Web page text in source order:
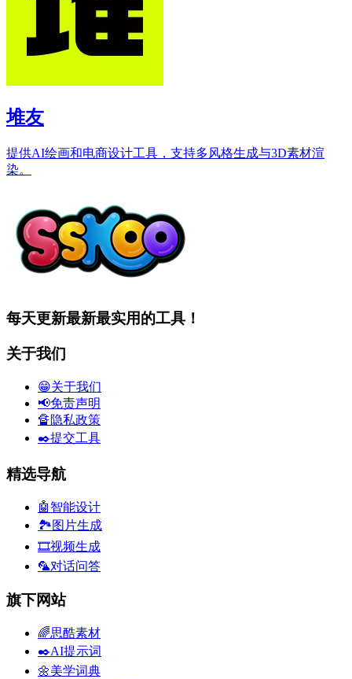
堆友
提供AI绘画和电商设计工具，支持多风格生成与3D素材渲
染。
每天更新最新最实用的工具！
关于我们
😁关于我们
📢免责声明
🔏隐私政策
✒️提交工具
精选导航
🤖智能设计
🏞️图片生成
🎞️视频生成
🦜对话问答
旗下网站
🌈思酷素材
✒️AI提示词
🌼美学词典